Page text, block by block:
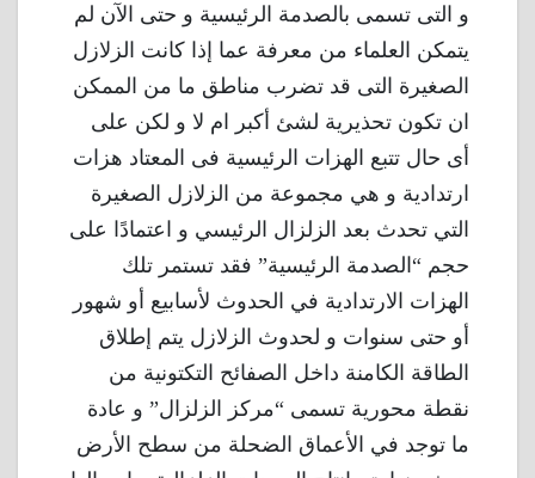
و التى تسمى بالصدمة الرئيسية و حتى الآن لم
يتمكن العلماء من معرفة عما إذا كانت الزلازل
الصغيرة التى قد تضرب مناطق ما من الممكن
ان تكون تحذيرية لشئ أكبر ام لا و لكن على
أى حال تتبع الهزات الرئيسية فى المعتاد هزات
ارتدادية و هي مجموعة من الزلازل الصغيرة
التي تحدث بعد الزلزال الرئيسي و اعتمادًا على
حجم “الصدمة الرئيسية” فقد تستمر تلك
الهزات الارتدادية في الحدوث لأسابيع أو شهور
أو حتى سنوات و لحدوث الزلازل يتم إطلاق
الطاقة الكامنة داخل الصفائح التكتونية من
نقطة محورية تسمى “مركز الزلزال” و عادة
ما توجد في الأعماق الضحلة من سطح الأرض